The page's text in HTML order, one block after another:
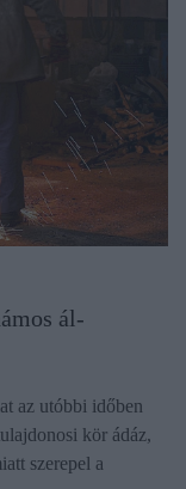
ál-
az utóbbi időben
kör ádáz,
szerepel a